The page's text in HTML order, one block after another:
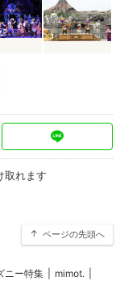
取れます
ページの先頭へ
ニー特集 mimot.